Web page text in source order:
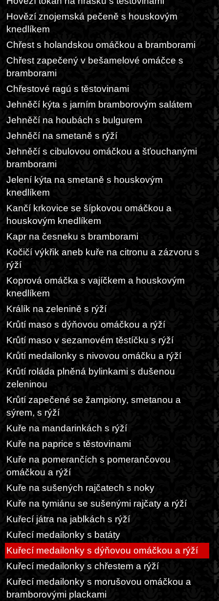
Hovězí znojemská pečeně s houskovým
knedlíkem
Chřest s holandskou omáčkou a bramborami
Chřest zapečený v bešamelové omáčce s
bramborami
Chřestové ragú s těstovinami
Jehněčí kýta s jarním bramborovým salátem
Jehněčí na houbách s bulgurem
Jehněčí na smetaně s rýží
Jehněčí s cibulovou omáčkou a šťouchanými
bramborami
Jelení kýta na smetaně s houskovým
knedlíkem
Kančí krkovice se šípkovou omáčkou a
houskovým knedlíkem
Kapr na česneku s bramborami
Kočičí výkřik aneb kuře na citronu a zázvoru s
rýží
Koprová omáčka s vajíčkem a houskovým
knedlíkem
Králík na zelenině s rýží
Krůtí maso s dýňovou omáčkou a rýží
Krůtí maso v sezamovém těstíčku s rýží
Krůtí medailonky s nivovou omáčku a rýží
Krůtí roláda plněná bylinkami s dušenou
zeleninou
Krůtí zapečené se žampiony, smetanou a
sýrem, s rýží
Kuře na mandarinkách s rýží
Kuře na paprice s těstovinami
Kuře na pomerančích s pomerančovou
omáčkou a rýží
Kuře na sušených rajčatech s noky
Kuře na tymiánu se sušenými rajčaty a rýží
Kuřecí játra na jablkách s rýží
Kuřecí medailonky s batáty
Kuřecí medailonky s dýňovou omáčkou a rýží
Kuřecí medailonky s chřestem a rýží
Kuřecí medailonky s morušovou omáčkou a
bramborovými plackami